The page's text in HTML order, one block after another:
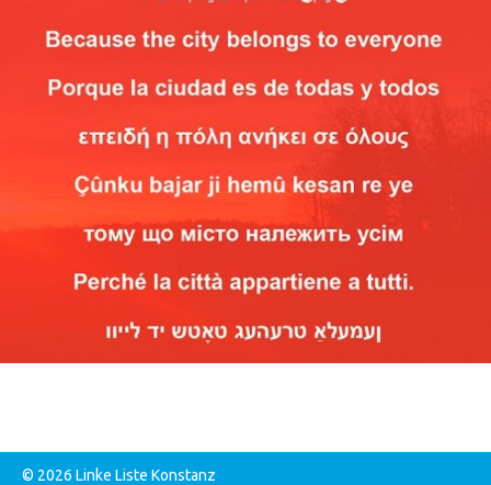
© 2026 Linke Liste Konstanz